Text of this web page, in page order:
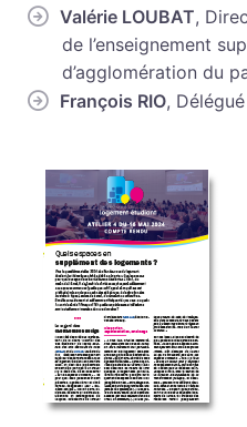
Valérie LOUBAT,
de l’enseignement
d’agglomération du
François RIO,